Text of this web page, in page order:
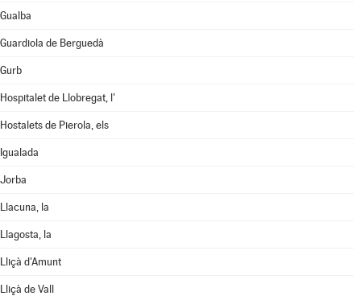
Gualba
Guardiola de Berguedà
Gurb
Hospitalet de Llobregat, l'
Hostalets de Pierola, els
Igualada
Jorba
Llacuna, la
Llagosta, la
Lliçà d'Amunt
Lliçà de Vall